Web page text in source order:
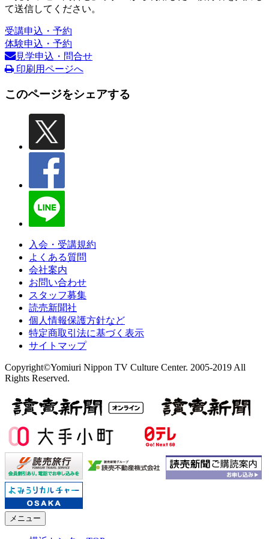
て送信してください。
受講申込・予約
体験申込・予約
見学申込・問合せ
印刷用ページへ
このページをシェアする
入会・受講規約
よくある質問
会社案内
お問い合わせ
スタッフ募集
読売新聞社
個人情報保護方針など
特定商取引法に基づく表示
サイトマップ
Copyright©Yomiuri Nippon TV Culture Center. 2005-2019 All
Rights Reserved.
メニュー